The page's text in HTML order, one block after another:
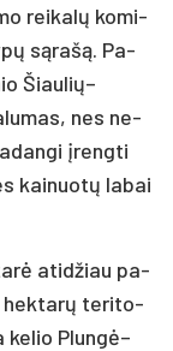
rei­ka­lų ko­mi­
są­ra­šą. Pa­
Šiaulių–
nes ne­
įreng­ti
kai­nuo­tų la­bai
ati­džiau pa­
hek­ta­rų te­ri­to­
Plungė–